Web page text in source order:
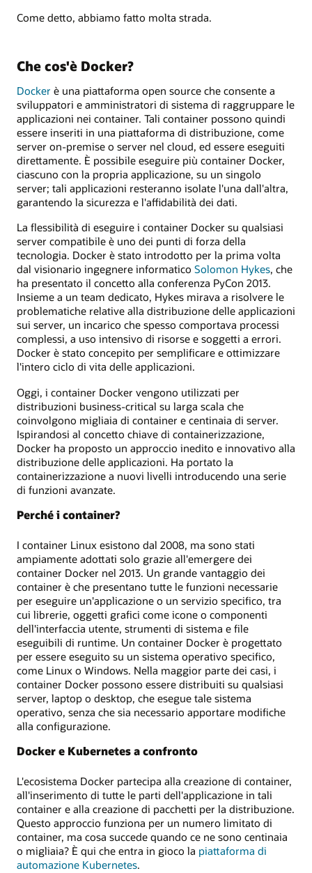
Come detto, abbiamo fatto molta strada.
Che cos'è Docker?
Docker è una piattaforma open source che consente a
sviluppatori e amministratori di sistema di raggruppare le
applicazioni nei container. Tali container possono quindi
essere inseriti in una piattaforma di distribuzione, come
server on-premise o server nel cloud, ed essere eseguiti
direttamente. È possibile eseguire più container Docker,
ciascuno con la propria applicazione, su un singolo
server; tali applicazioni resteranno isolate l'una dall'altra,
garantendo la sicurezza e l'affidabilità dei dati.
La flessibilità di eseguire i container Docker su qualsiasi
server compatibile è uno dei punti di forza della
tecnologia. Docker è stato introdotto per la prima volta
dal visionario ingegnere informatico Solomon Hykes, che
ha presentato il concetto alla conferenza PyCon 2013.
Insieme a un team dedicato, Hykes mirava a risolvere le
problematiche relative alla distribuzione delle applicazioni
sui server, un incarico che spesso comportava processi
complessi, a uso intensivo di risorse e soggetti a errori.
Docker è stato concepito per semplificare e ottimizzare
l'intero ciclo di vita delle applicazioni.
Oggi, i container Docker vengono utilizzati per
distribuzioni business-critical su larga scala che
coinvolgono migliaia di container e centinaia di server.
Ispirandosi al concetto chiave di containerizzazione,
Docker ha proposto un approccio inedito e innovativo alla
distribuzione delle applicazioni. Ha portato la
containerizzazione a nuovi livelli introducendo una serie
di funzioni avanzate.
Perché i container?
I container Linux esistono dal 2008, ma sono stati
ampiamente adottati solo grazie all'emergere dei
container Docker nel 2013. Un grande vantaggio dei
container è che presentano tutte le funzioni necessarie
per eseguire un'applicazione o un servizio specifico, tra
cui librerie, oggetti grafici come icone o componenti
dell'interfaccia utente, strumenti di sistema e file
eseguibili di runtime. Un container Docker è progettato
per essere eseguito su un sistema operativo specifico,
come Linux o Windows. Nella maggior parte dei casi, i
container Docker possono essere distribuiti su qualsiasi
server, laptop o desktop, che esegue tale sistema
operativo, senza che sia necessario apportare modifiche
alla configurazione.
Docker e Kubernetes a confronto
L'ecosistema Docker partecipa alla creazione di container,
all'inserimento di tutte le parti dell'applicazione in tali
container e alla creazione di pacchetti per la distribuzione.
Questo approccio funziona per un numero limitato di
container, ma cosa succede quando ce ne sono centinaia
o migliaia? È qui che entra in gioco la piattaforma di
automazione Kubernetes.